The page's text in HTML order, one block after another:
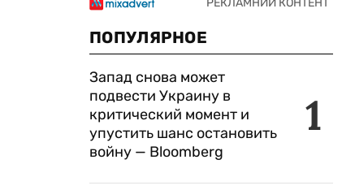
ПОПУЛЯРНОЕ
1
Запад снова может
подвести Украину в
критический момент и
упустить шанс остановить
войну — Bloomberg